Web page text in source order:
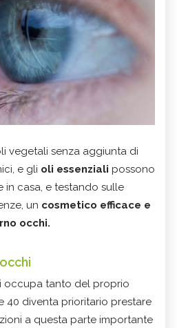
vegetali senza aggiunta di
e gli oli essenziali possono
in casa, e testando sulle
un cosmetico efficace e
occhi.
occupa tanto del proprio
40 diventa prioritario prestare
a questa parte importante